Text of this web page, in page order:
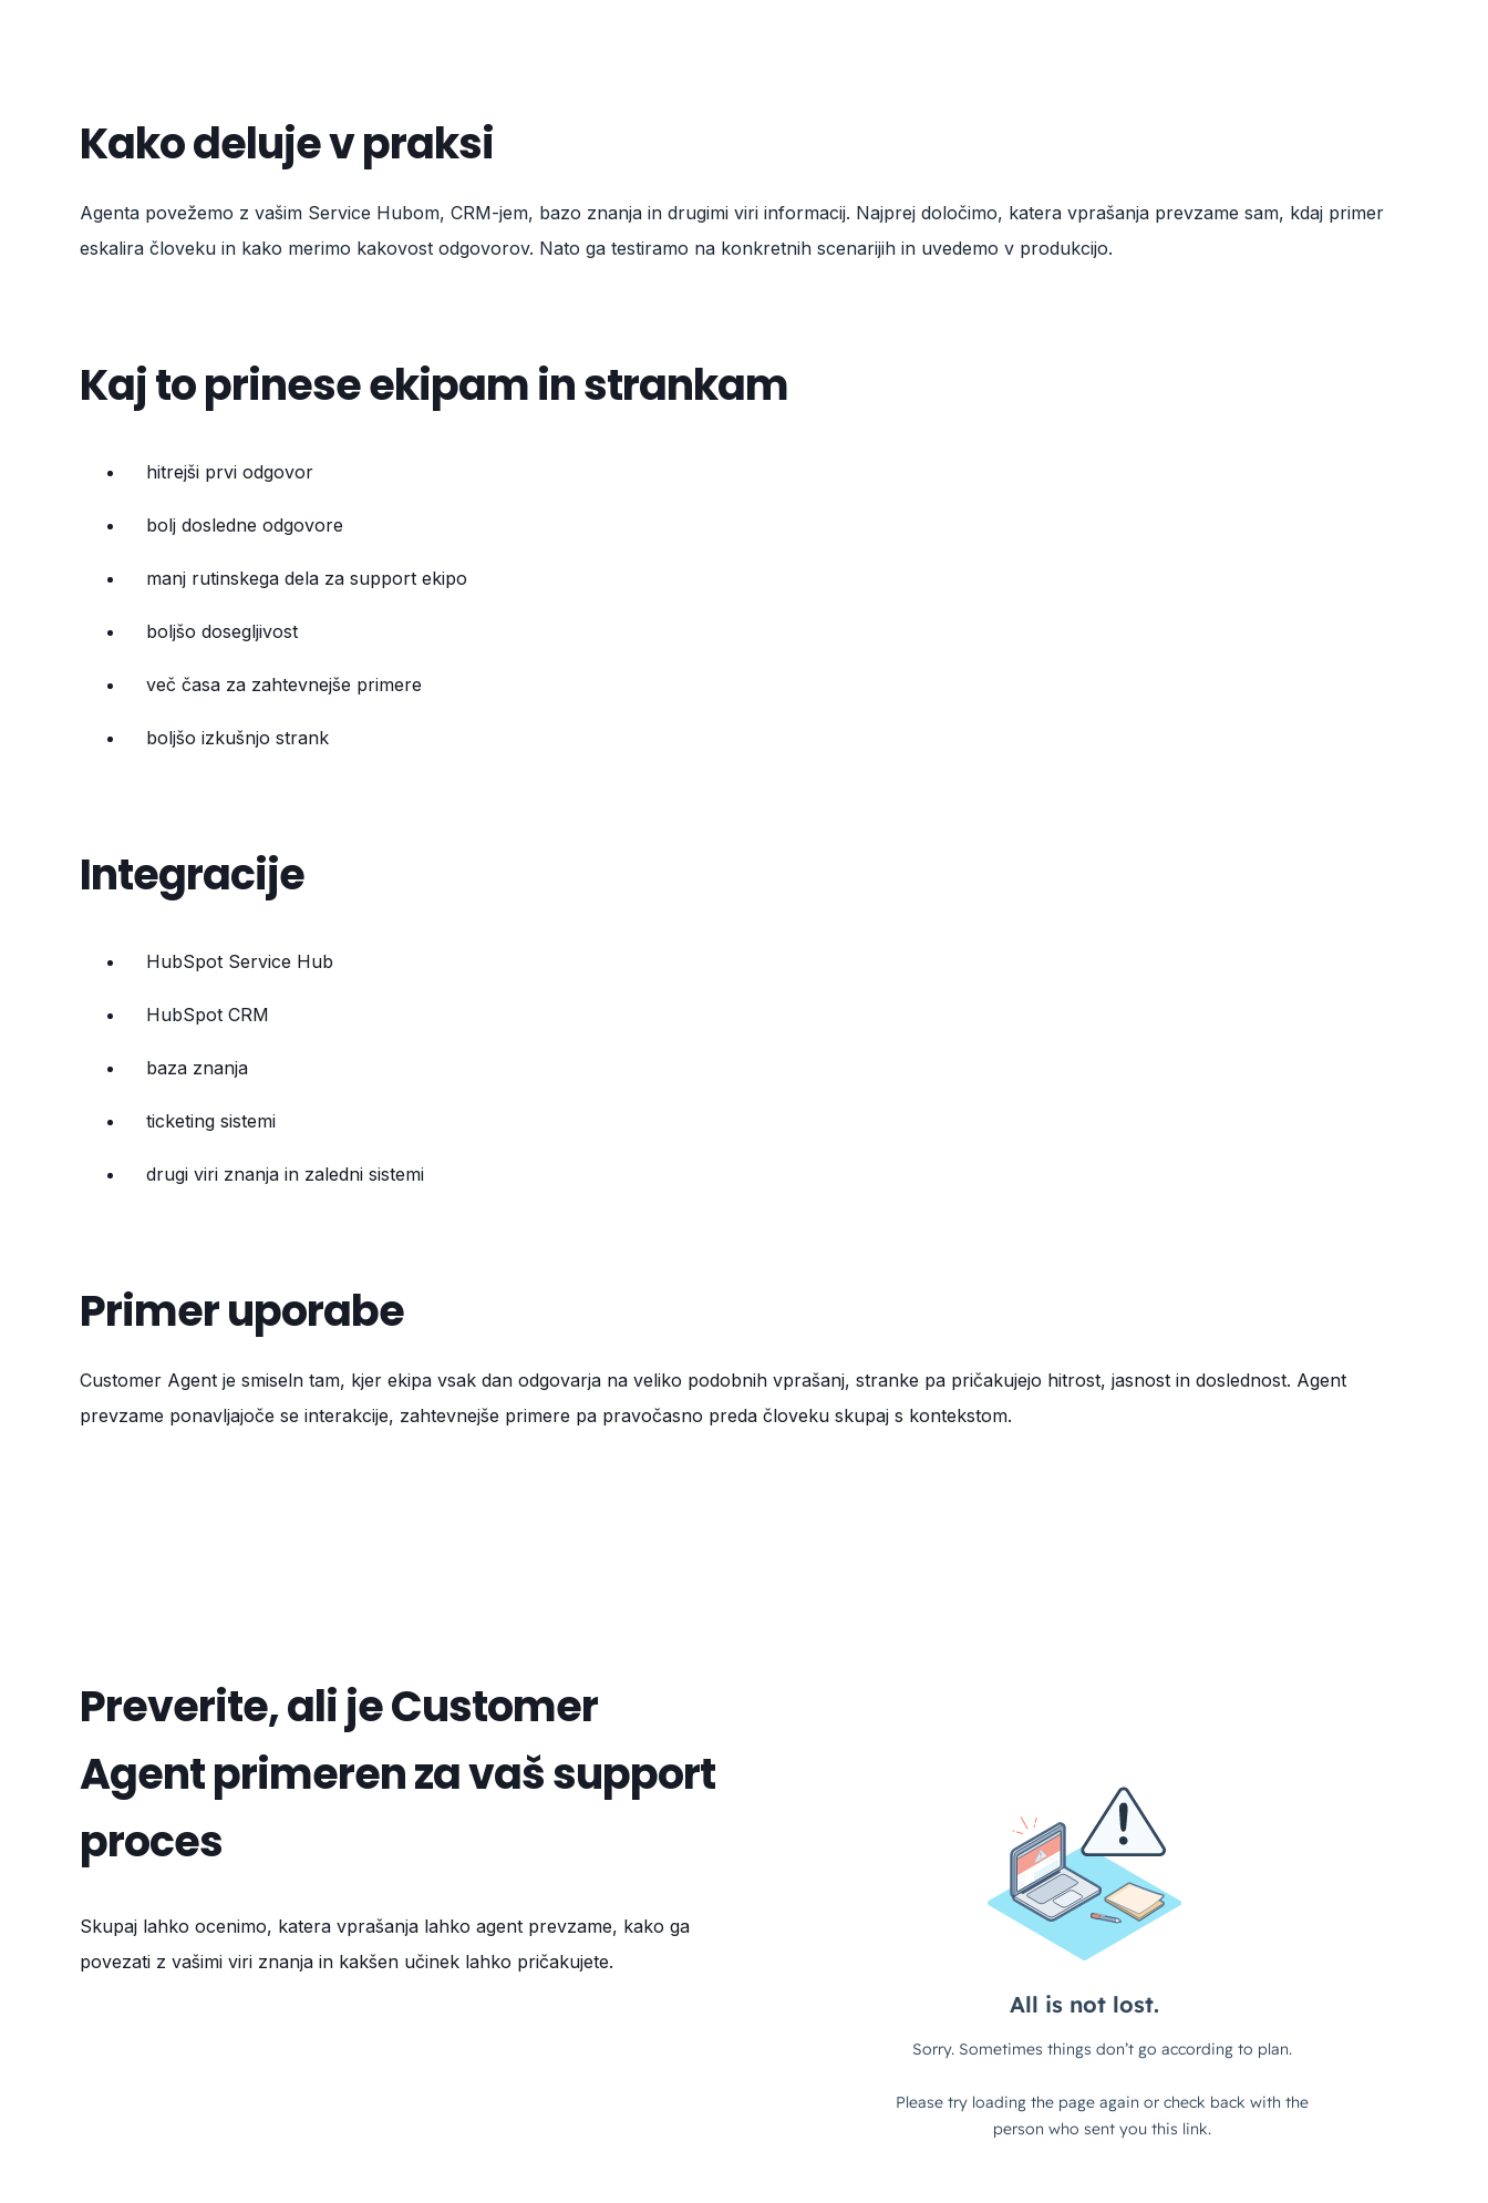
Kako deluje v praksi
Agenta povežemo z vašim Service Hubom, CRM-jem, bazo znanja in drugimi viri informacij. Najprej določimo, katera vprašanja prevzame sam, kdaj primer
eskalira človeku in kako merimo kakovost odgovorov. Nato ga testiramo na konkretnih scenarijih in uvedemo v produkcijo.
Kaj to prinese ekipam in strankam
hitrejši prvi odgovor
bolj dosledne odgovore
manj rutinskega dela za support ekipo
boljšo dosegljivost
več časa za zahtevnejše primere
boljšo izkušnjo strank
Integracije
HubSpot Service Hub
HubSpot CRM
baza znanja
ticketing sistemi
drugi viri znanja in zaledni sistemi
Primer uporabe
Customer Agent je smiseln tam, kjer ekipa vsak dan odgovarja na veliko podobnih vprašanj, stranke pa pričakujejo hitrost, jasnost in doslednost. Agent
prevzame ponavljajoče se interakcije, zahtevnejše primere pa pravočasno preda človeku skupaj s kontekstom.
Preverite, ali je Customer
Agent primeren za vaš support
proces
Skupaj lahko ocenimo, katera vprašanja lahko agent prevzame, kako ga
povezati z vašimi viri znanja in kakšen učinek lahko pričakujete.